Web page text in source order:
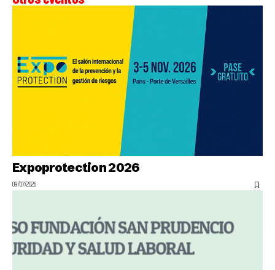
Expoprotection 2026
09/07/2026